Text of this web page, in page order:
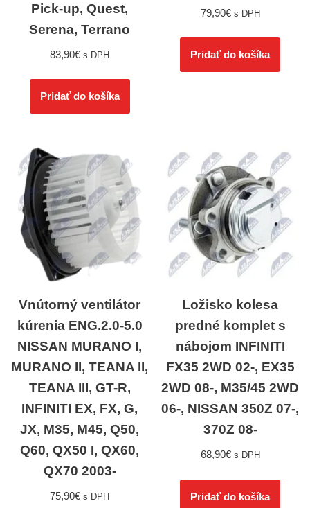
Pick-up, Quest,
Serena, Terrano
83,90€ s DPH
Pridať do košíka
79,90€ s DPH
Pridať do košíka
Vnútorný ventilátor
kúrenia ENG.2.0-5.0
NISSAN MURANO I,
MURANO II, TEANA II,
TEANA III, GT-R,
INFINITI EX, FX, G,
JX, M35, M45, Q50,
Q60, QX50 I, QX60,
QX70 2003-
75,90€ s DPH
Ložisko kolesa
predné komplet s
nábojom INFINITI
FX35 2WD 02-, EX35
2WD 08-, M35/45 2WD
06-, NISSAN 350Z 07-,
370Z 08-
68,90€ s DPH
Pridať do košíka